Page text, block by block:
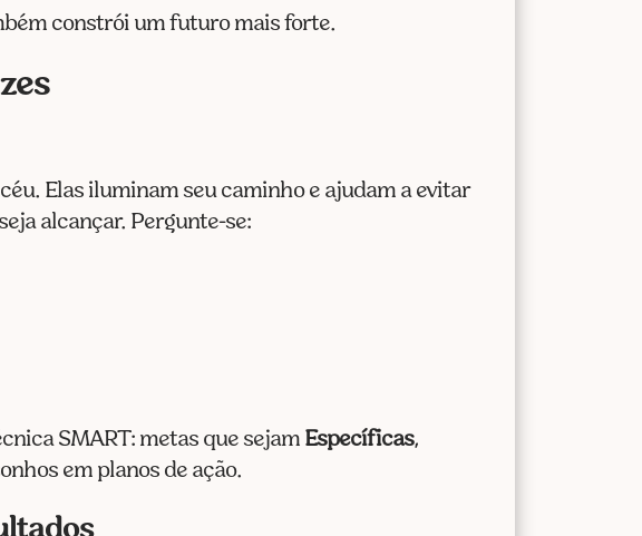
constrói um futuro mais forte.
Elas iluminam seu caminho e ajudam a evitar
alcançar. Pergunte-se:
SMART: metas que sejam Específicas,
em planos de ação.